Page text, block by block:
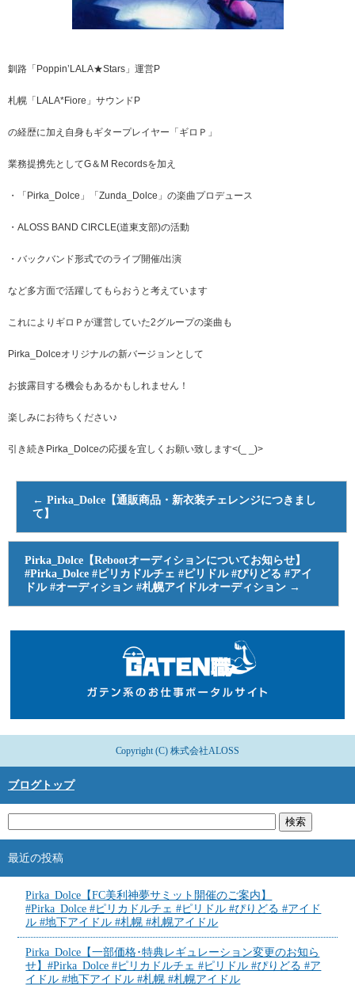
釧路「Poppin’LALA★Stars」運営P
札幌「LALA*Fiore」サウンドP
の経歴に加え自身もギタープレイヤー「ギロＰ」
業務提携先としてG＆M Recordsを加え
・「Pirka_Dolce」「Zunda_Dolce」の楽曲プロデュース
・ALOSS BAND CIRCLE(道東支部)の活動
・バックバンド形式でのライブ開催/出演
など多方面で活躍してもらおうと考えています
これによりギロＰが運営していた2グループの楽曲も
Pirka_Dolceオリジナルの新バージョンとして
お披露目する機会もあるかもしれません！
楽しみにお待ちください♪
引き続きPirka_Dolceの応援を宜しくお願い致します<(_ _)>
← Pirka_Dolce【通販商品・新衣装チェレンジにつきまし
て】
Pirka_Dolce【Rebootオーディションについてお知らせ】
#Pirka_Dolce #ピリカドルチェ #ピリドル #ぴりどる #アイ
ドル #オーディション #札幌アイドルオーディション →
Copyright (C) 株式会社ALOSS
ブログトップ
最近の投稿
Pirka_Dolce【FC美利神夢サミット開催のご案内】
#Pirka_Dolce #ピリカドルチェ #ピリドル #ぴりどる #アイド
ル #地下アイドル #札幌 #札幌アイドル
Pirka_Dolce【一部価格･特典レギュレーション変更のお知ら
せ】#Pirka_Dolce #ピリカドルチェ #ピリドル #ぴりどる #ア
イドル #地下アイドル #札幌 #札幌アイドル